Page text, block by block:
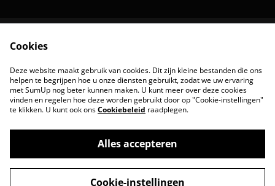
voorwaarde
Privacybeleid
Cookiebeleid
©2026Versmeel
Cookies
Deze website maakt gebruik van cookies. Dit zijn kleine bestanden die ons
helpen te begrijpen hoe u onze diensten gebruikt, zodat we uw ervaring
met SumUp nog beter kunnen maken. U kunt meer over deze cookies
vinden en regelen hoe deze worden gebruikt door op "Cookie-instellingen"
te klikken. U kunt ook onsCookiebeleid raadplegen.
Alles accepteren
Cookie-instellingen